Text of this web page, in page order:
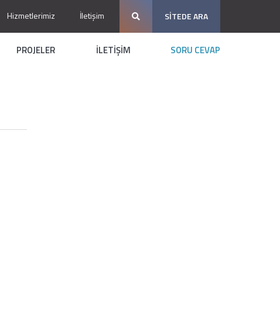
SİTEDE ARA
Hizmetlerimiz İletişim
PROJELER İLETİŞİM SORU CEVAP